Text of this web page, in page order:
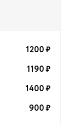
1200₽
1190₽
1400₽
900₽